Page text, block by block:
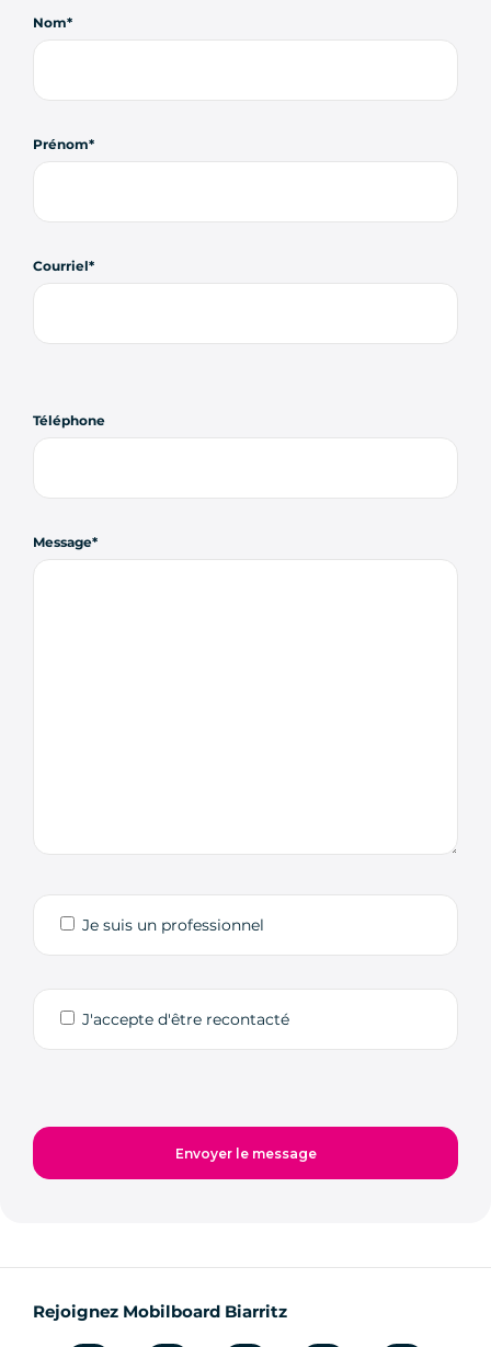
Nom
Prénom
Courriel
Téléphone
Message
Je suis un professionnel
J'accepte d'être recontacté
Rejoignez Mobilboard Biarritz